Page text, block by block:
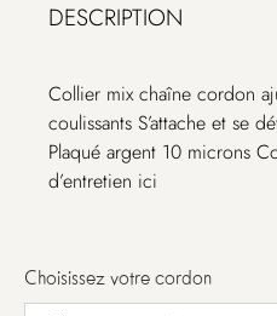
DESCRIPTION
Collier mix chaîne cordon
coulissants S’attache et se
Plaqué argent 10 microns
d’entretien ici
Choisissez votre cordon